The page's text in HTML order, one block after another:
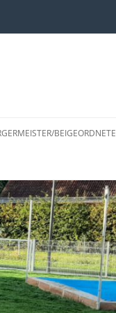
BEIGEORDNETE
UND
VON EDESHEIM